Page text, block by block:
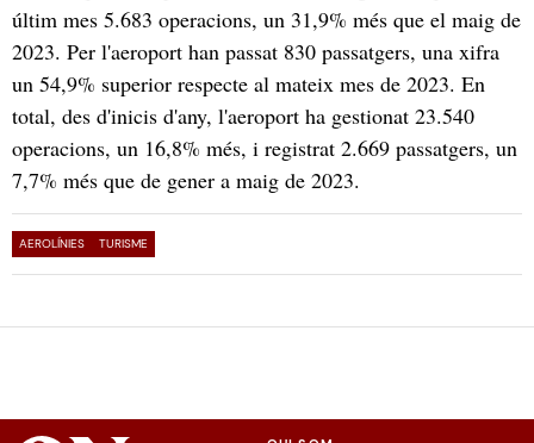
últim mes 5.683 operacions, un 31,9% més que el maig de
2023. Per l'aeroport han passat 830 passatgers, una xifra
un 54,9% superior respecte al mateix mes de 2023. En
total, des d'inicis d'any, l'aeroport ha gestionat 23.540
operacions, un 16,8% més, i registrat 2.669 passatgers, un
7,7% més que de gener a maig de 2023.
AEROLÍNIES TURISME